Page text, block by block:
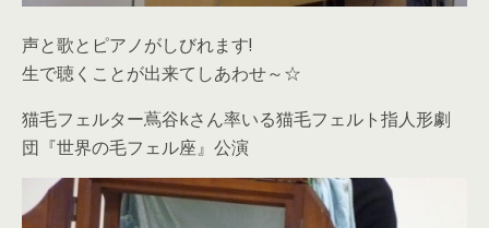
声と歌とピアノがしびれます!
生で聴くことが出来てしあわせ～☆
猫毛フェルター蔦谷kさん率いる猫毛フェルト指人形劇
団『世界の毛フェル座』公演